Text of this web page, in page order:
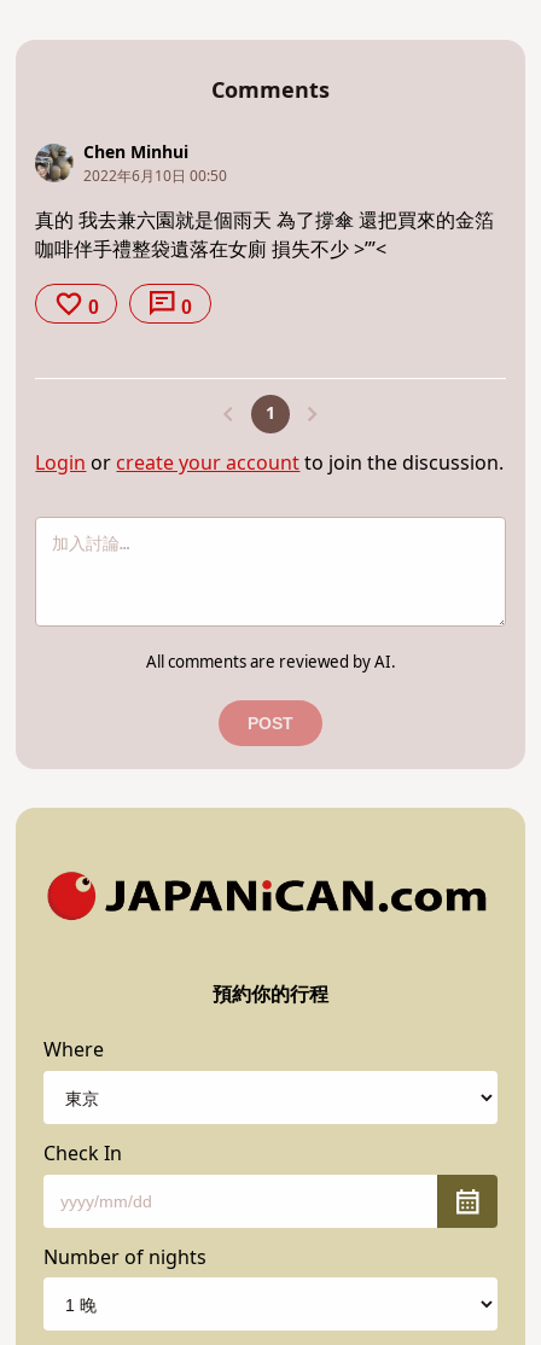
Comments
Chen Minhui
2022年6月10日 00:50
真的 我去兼六園就是個雨天 為了撐傘 還把買來的金箔
咖啡伴手禮整袋遺落在女廁 損失不少 >’’’<
0 0
1
Login or create your accountto join the discussion.
All comments are reviewed by AI.
POST
預約你的行程
Where
Check In
Number of nights